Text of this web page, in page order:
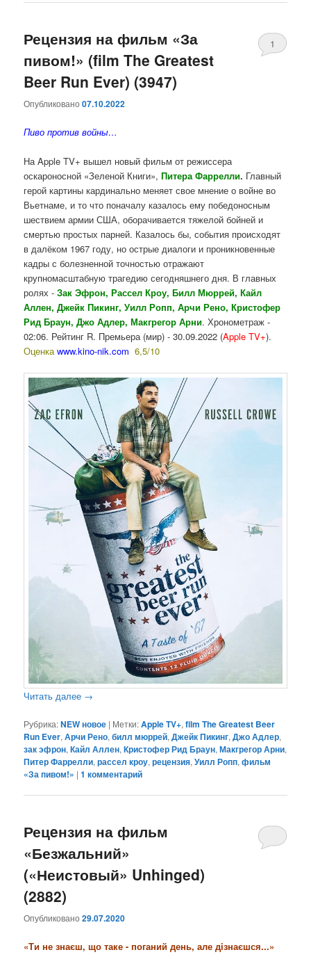
Рецензия на фильм «За
пивом!» (film The Greatest
Beer Run Ever) (3947)
Опубликовано07.10.2022
1
Пиво против войны…
На Apple TV+ вышел новый фильм от режиссера
оскароносной «Зеленой Книги»,Питера Фаррелли. Главный
герой картины кардинально меняет свое мнение о войне во
Вьетнаме, и то что поначалу казалось ему победоносным
шествием армии США, оборачивается тяжелой бойней и
смертью простых парней. Казалось бы, события происходят
в далёком 1967 году, но острые диалоги и проникновенные
кадры с болезненной точностью отражают
крупномасштабную трагедию сегодняшнего дня. В главных
ролях -Зак Эфрон, Рассел Кроу, Билл Мюррей, Кайл
Аллен, Джейк Пикинг, Уилл Ропп, Арчи Рено, Кристофер
Рид Браун, Джо Адлер, Макгрегор Арни. Хронометраж -
02:06. Рейтинг R. Премьера (мир) - 30.09.2022 (Apple TV+).
Оценкаwww.kino-nik.com 6,5/10
Читать далее →
Рубрика:NEW новое | Метки:Apple TV+,film The Greatest Beer
Run Ever,Арчи Рено,билл мюррей,Джейк Пикинг,Джо Адлер,
зак эфрон,Кайл Аллен,Кристофер Рид Браун,Макгрегор Арни,
Питер Фаррелли,рассел кроу,рецензия,Уилл Ропп,фильм
«За пивом!» |1 комментарий
Рецeнзия на фильм
«Безжальний»
(«Неистовый» Unhinged)
(2882)
Опубликовано29.07.2020
«Ти не знаєш, що таке - поганий день, але дiзнаєшся...»